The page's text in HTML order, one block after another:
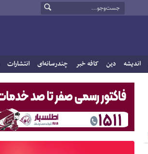
اندیشه دین کافه خبر چندرسانه‌ای انتشارات